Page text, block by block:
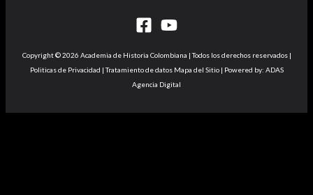
Copyright © 2026 Academia de Historia Colombiana | Todos los derechos reservados |
Politicas de Privacidad | Tratamiento de datos Mapa del Sitio | Powered by: ADAS
Agencia Digital